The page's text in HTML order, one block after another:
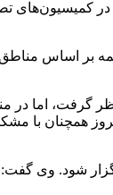
بیمه بر
گرفت، اما
همچنان
شود. وی